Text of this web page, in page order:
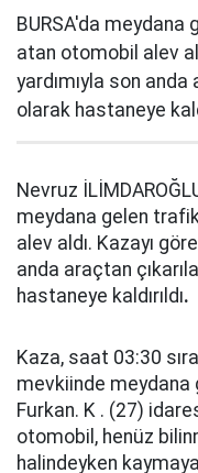
BURSA'da meydana
atan otomobil alev
yardımıyla son anda
olarak hastaneye
Nevruz
meydana gelen
alev aldı. Kazayı
anda araçtan
hastaneye kaldırıldı.
Kaza, saat 03:30
mevkiinde meydana
Furkan. K . (27)
otomobil, henüz
halindeyken